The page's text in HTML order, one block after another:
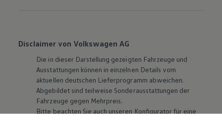
Disclaimer von Volkswagen AG
Die in dieser Darstellung gezeigten Fahrzeuge und
Ausstattungen können in einzelnen Details vom
aktuellen deutschen Lieferprogramm abweichen.
Abgebildet sind teilweise Sonderausstattungen der
Fahrzeuge gegen Mehrpreis.
Bitte beachten Sie auch unseren Konfigurator für eine